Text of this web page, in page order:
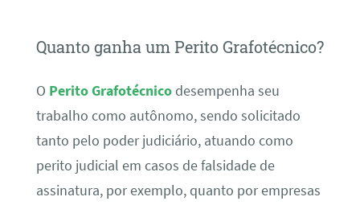
Quanto ganha um Perito Grafotécnico?
O Perito Grafotécnicodesempenha seu
trabalho como autônomo, sendo solicitado
tanto pelo poder judiciário, atuando como
perito judicial em casos de falsidade de
assinatura, por exemplo, quanto por empresas